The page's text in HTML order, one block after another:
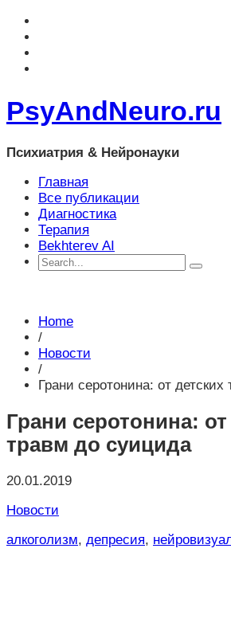
PsyAndNeuro.ru
Психиатрия & Нейронауки
Главная
Все публикации
Диагностика
Терапия
Bekhterev AI
Home
/
Новости
/
Грани серотонина: от
Грани серотонина: от
травм до суицида
20.01.2019
Новости
алкоголизм, депресия,